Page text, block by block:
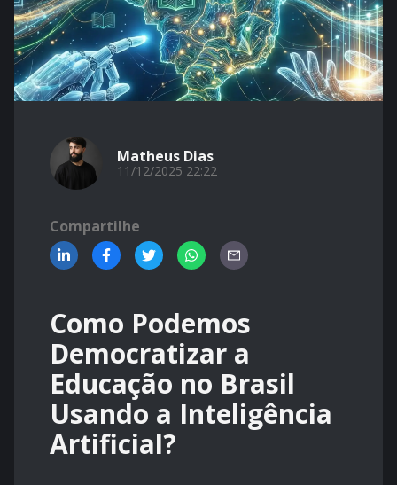
Matheus Dias
11/12/2025 22:22
Compartilhe
Como Podemos
Democratizar a
Educação no Brasil
Usando a Inteligência
Artificial?